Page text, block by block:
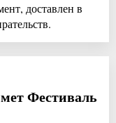
доставлен в
Фестиваль